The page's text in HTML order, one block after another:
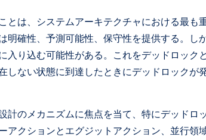
とは、システムアーキテクチャにおける最も
明確性、予測可能性、保守性を提供する。し
入り込む可能性がある。これをデッドロック
しない状態に到達したときにデッドロックが
計のメカニズムに焦点を当て、特にデッドロ
アクションとエグジットアクション、並行領